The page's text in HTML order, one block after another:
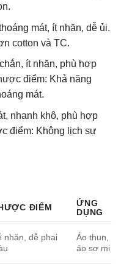
mát, ít nhăn, dễ ủi.
cotton và TC.
ít nhăn, phù hợp
điểm: Khả năng
mát.
nhanh khô, phù hợp
điểm: Không lịch sự
ĐIỂM
ỨNG
DỤNG
nhăn, dễ phai
Áo thun,
áo sơ mi